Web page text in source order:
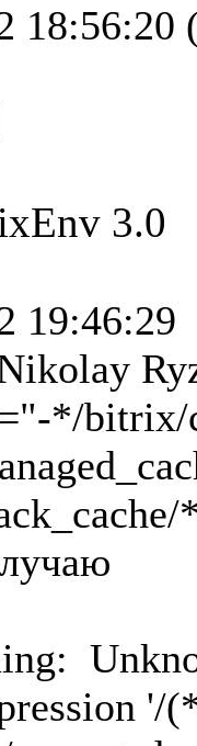
3.0
19:46:29
*/bitrix/
'/